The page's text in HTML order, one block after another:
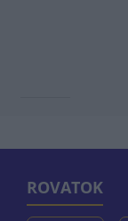
ROVATOK